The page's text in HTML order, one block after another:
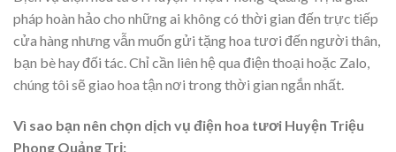
pháp hoàn hảo cho những ai không có thời gian đến trực tiếp
cửa hàng nhưng vẫn muốn gửi tặng hoa tươi đến người thân,
bạn bè hay đối tác. Chỉ cần liên hệ qua điện thoại hoặc Zalo,
chúng tôi sẽ giao hoa tận nơi trong thời gian ngắn nhất.
Vì sao bạn nên chọn dịch vụ điện hoa tươi Huyện Triệu
Phong Quảng Trị: